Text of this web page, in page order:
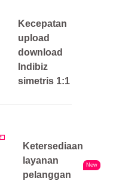
Kecepatan
upload
download
Indibiz
simetris 1:1
Ketersediaan
layanan
pelanggan
New